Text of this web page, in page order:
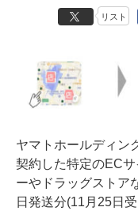
リスト
ヤマトホールディン
契約した特定のEC
ーやドラッグストア
日発送分(11月25日